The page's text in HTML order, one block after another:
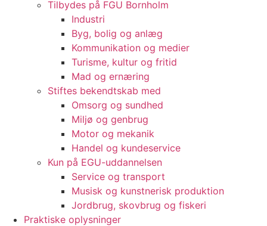
Tilbydes på FGU Bornholm
Industri
Byg, bolig og anlæg
Kommunikation og medier
Turisme, kultur og fritid
Mad og ernæring
Stiftes bekendtskab med
Omsorg og sundhed
Miljø og genbrug
Motor og mekanik
Handel og kundeservice
Kun på EGU-uddannelsen
Service og transport
Musisk og kunstnerisk produktion
Jordbrug, skovbrug og fiskeri
Praktiske oplysninger